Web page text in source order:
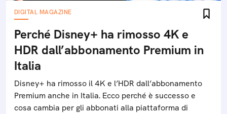
DIGITAL MAGAZINE
Perché Disney+ ha rimosso 4K e
HDR dall’abbonamento Premium in
Italia
Disney+ ha rimosso il 4K e l’HDR dall’abbonamento
Premium anche in Italia. Ecco perché è successo e
cosa cambia per gli abbonati alla piattaforma di